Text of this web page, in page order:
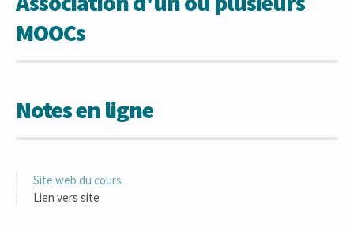
MOOCs
Notes en ligne
Site web du cours
Lien vers site